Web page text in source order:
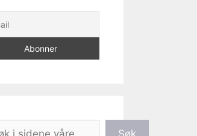
Søk